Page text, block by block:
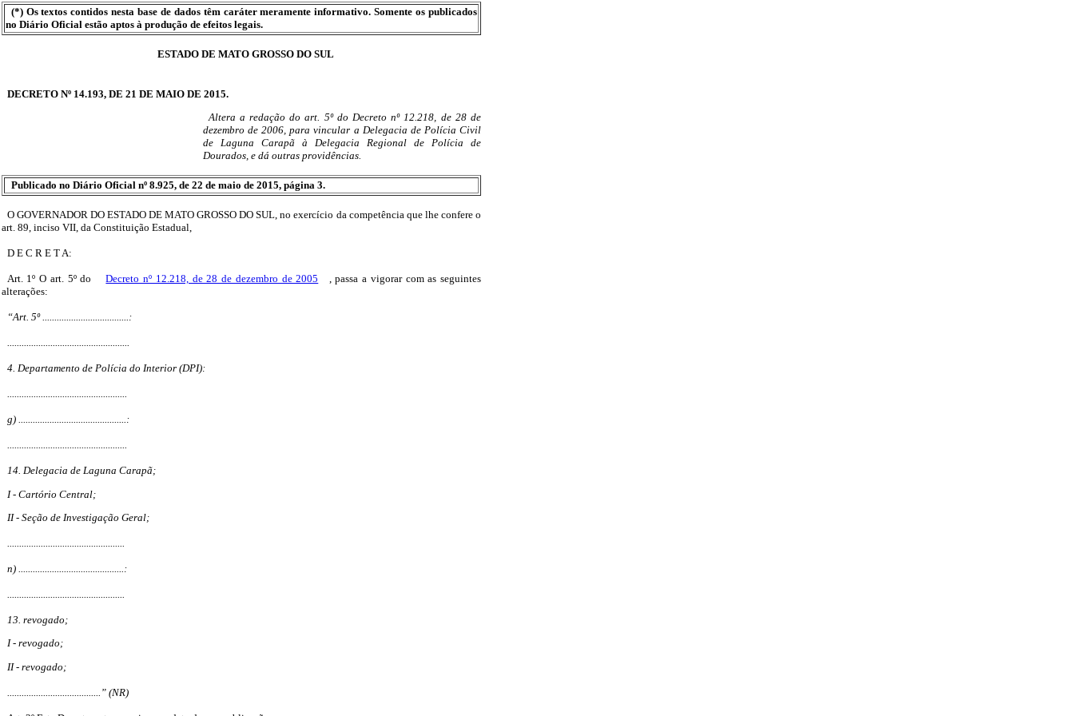
(*) Os textos contidos nesta base de dados têm caráter meramente informativo. Somente os publicados
no Diário Oficial estão aptos à produção de efeitos legais.
ESTADO DE MATO GROSSO DO SUL
DECRETO Nº 14.193, DE 21 DE MAIO DE 2015.
Altera a redação do art. 5º do Decreto nº 12.218, de 28 de
dezembro de 2006, para vincular a Delegacia de Polícia Civil
de Laguna Carapã à Delegacia Regional de Polícia de
Dourados, e dá outras providências.
Publicado no Diário Oficial nº 8.925, de 22 de maio de 2015, página 3.
O GOVERNADOR DO ESTADO DE MATO GROSSO DO SUL, no exercício da competência que lhe confere o
art. 89, inciso VII, da Constituição Estadual,
D E C R E T A:
Art. 1º O art. 5º do Decreto nº 12.218, de 28 de dezembro de 2005
, passa a vigorar com as seguintes
alterações:
“Art. 5º ....................................:
...................................................
4. Departamento de Polícia do Interior (DPI):
..................................................
g) .............................................:
..................................................
14. Delegacia de Laguna Carapã;
I - Cartório Central;
II - Seção de Investigação Geral;
n) ............................................:
13. revogado;
I - revogado;
II - revogado;
.......................................” (NR)